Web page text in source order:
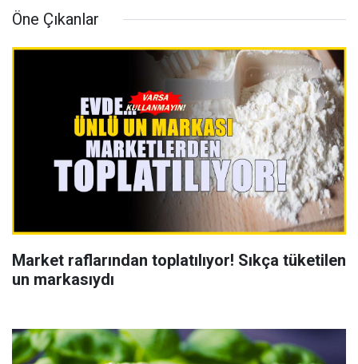
Öne Çıkanlar
Market raflarından toplatılıyor! Sıkça tüketilen
un markasıydı